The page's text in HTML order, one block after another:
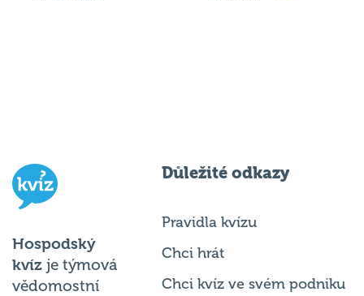
Hospodský
kvíz je týmová
vědomostní
Důležité odkazy
Pravidla kvízu
Chci hrát
Chci kvíz ve svém podniku